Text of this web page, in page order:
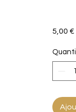
5,00 €